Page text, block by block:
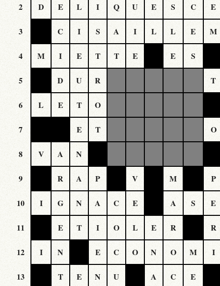
2 D E L I Q U E S C E
3 C I S A I L L E M
4 M I E T T E E S
5 D U R T
6 L E T O
7 E T O
8 V A N
9 R A P V M P
10 I G N A C E A S E
11 E T I O L E R R
12 I N E C O N O M I
13 T E N U A C E